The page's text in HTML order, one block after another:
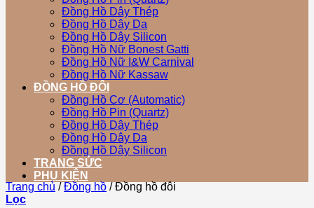
Đồng Hồ Dây Thép
Đồng Hồ Dây Da
Đồng Hồ Dây Silicon
Đồng Hồ Nữ Bonest Gatti
Đồng Hồ Nữ I&W Carnival
Đồng Hồ Nữ Kassaw
ĐỒNG HỒ ĐÔI
Đồng Hồ Cơ (Automatic)
Đồng Hồ Pin (Quartz)
Đồng Hồ Dây Thép
Đồng Hồ Dây Da
Đồng Hồ Dây Silicon
TRANG SỨC
PHỤ KIỆN
Trang chủ / Đồng hồ /Đồng hồ đôi
Lọc